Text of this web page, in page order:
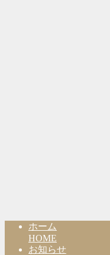
ホーム
HOME
お知らせ